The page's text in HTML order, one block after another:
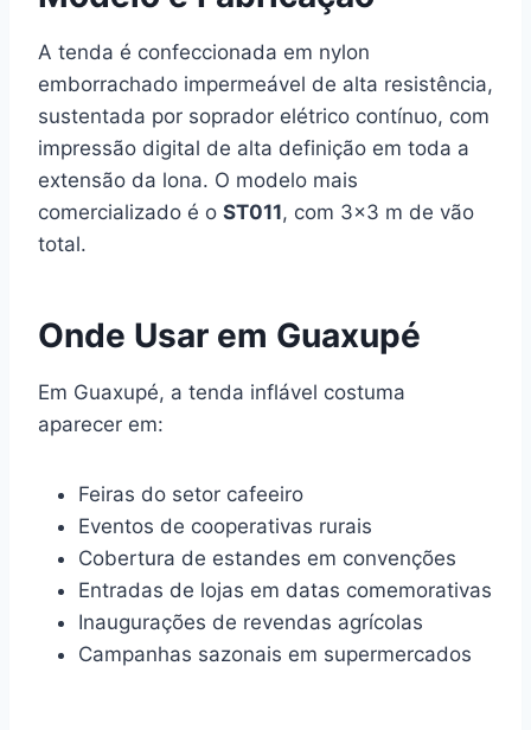
A tenda é confeccionada em nylon
emborrachado impermeável de alta resistência,
sustentada por soprador elétrico contínuo, com
impressão digital de alta definição em toda a
extensão da lona. O modelo mais
comercializado é o ST011, com 3×3 m de vão
total.
Onde Usar em Guaxupé
Em Guaxupé, a tenda inflável costuma
aparecer em:
Feiras do setor cafeeiro
Eventos de cooperativas rurais
Cobertura de estandes em convenções
Entradas de lojas em datas comemorativas
Inaugurações de revendas agrícolas
Campanhas sazonais em supermercados